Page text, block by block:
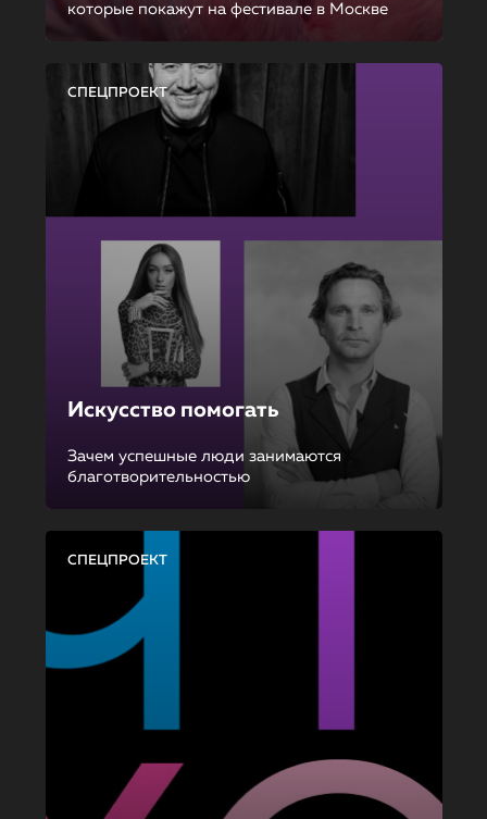
которые покажут на фестивале в Москве
СПЕЦПРОЕКТ
Искусство помогать
Зачем успешные люди занимаются
благотворительностью
СПЕЦПРОЕКТ